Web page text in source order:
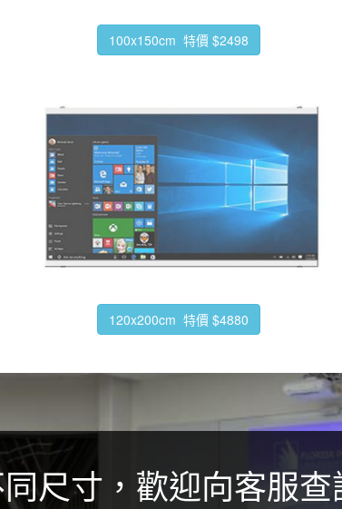
100x150cm 特價 $2498
120x200cm 特價 $4880
尺寸，歡迎向客服查